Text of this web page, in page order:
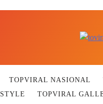
TOPVIRAL NASIONAL
TOPVIRAL